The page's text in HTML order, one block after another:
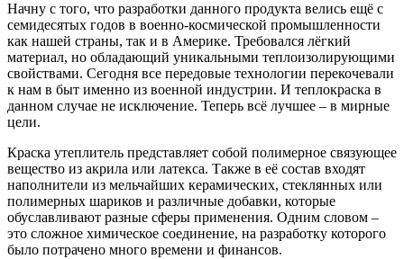
Начну с того, что разработки данного продукта велись ещё с
семидесятых годов в военно-космической промышленности
как нашей страны, так и в Америке. Требовался лёгкий
материал, но обладающий уникальными теплоизолирующими
свойствами. Сегодня все передовые технологии перекочевали
к нам в быт именно из военной индустрии. И теплокраска в
данном случае не исключение. Теперь всё лучшее – в мирные
цели.
Краска утеплитель представляет собой полимерное связующее
вещество из акрила или латекса. Также в её состав входят
наполнители из мельчайших керамических, стеклянных или
полимерных шариков и различные добавки, которые
обуславливают разные сферы применения. Одним словом –
это сложное химическое соединение, на разработку которого
было потрачено много времени и финансов.